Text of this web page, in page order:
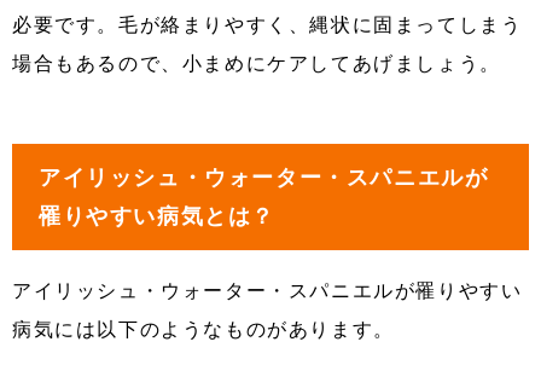
必要です。毛が絡まりやすく、縄状に固まってしまう
場合もあるので、小まめにケアしてあげましょう。
アイリッシュ・ウォーター・スパニエルが
罹りやすい病気とは？
アイリッシュ・ウォーター・スパニエルが罹りやすい
病気には以下のようなものがあります。